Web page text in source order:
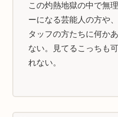
この灼熱地獄の中で無
ーになる芸能人の方や
タッフの方たちに何か
ない。見てるこっちも
れない。